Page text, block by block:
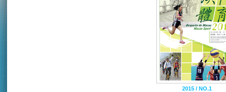
2015 / NO.1